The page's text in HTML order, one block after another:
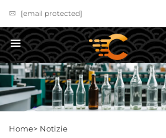
[email protected]
Home> Notizie